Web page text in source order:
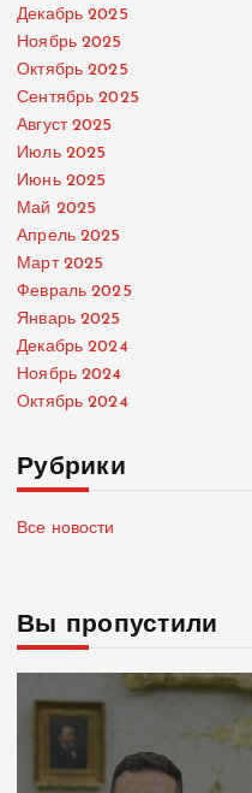
Декабрь 2025
Ноябрь 2025
Октябрь 2025
Сентябрь 2025
Август 2025
Июль 2025
Июнь 2025
Май 2025
Апрель 2025
Март 2025
Февраль 2025
Январь 2025
Декабрь 2024
Ноябрь 2024
Октябрь 2024
Рубрики
Все новости
Вы пропустили